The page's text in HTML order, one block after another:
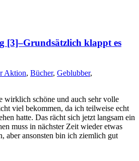
[3]–Grundsätzlich klappt es
Aktion, Bücher, Geblubber,
wirklich schöne und auch sehr volle
viel bekommen, da ich teilweise echt
hatte. Das rächt sich jetzt langsam ein
muss in nächster Zeit wieder etwas
aber ansonsten bin ich ziemlich gut